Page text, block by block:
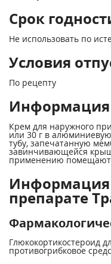
Срок
Не использовать по
Условия
По рецепту
Информация
Крем для наружного
или 30 г в
тубу, запечатанную
завинчивающейся
применению помещают
Информация
препарате
Глюкокортикостероид
противогрибковое